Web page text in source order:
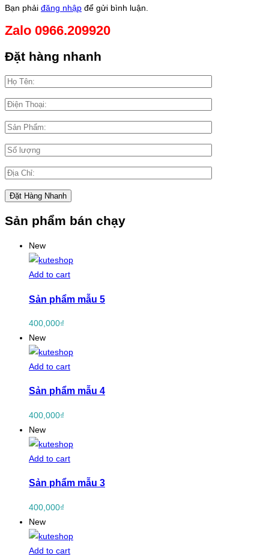
Bạn phải đăng nhập để gửi bình luận.
Zalo 0966.209920
Đặt hàng nhanh
Sản phẩm bán chạy
New
Add to cart
Sản phẩm mẫu 5
400,000₫
New
Add to cart
Sản phẩm mẫu 4
400,000₫
New
Add to cart
Sản phẩm mẫu 3
400,000₫
New
Add to cart